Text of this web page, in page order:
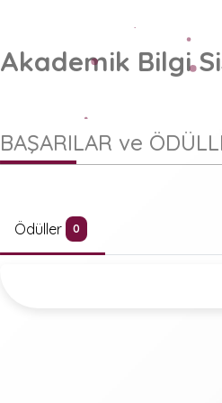
Akademik Bilgi
BAŞARILAR ve
Ödüller 0